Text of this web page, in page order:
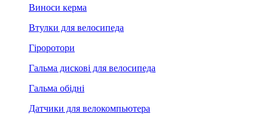
Виноси керма
Втулки для велосипеда
Гіроротори
Гальма дискові для велосипеда
Гальма обідні
Датчики для велокомпьютера